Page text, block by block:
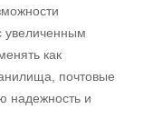
увеличенным
как
почтовые
надежность и